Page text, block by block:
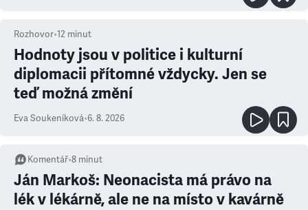
Rozhovor•12 minut
Hodnoty jsou v politice i kulturní
diplomacii přítomné vždycky. Jen se
teď možná změní
Eva Soukeníková•6. 8. 2026
Komentář•8 minut
Ján Markoš: Neonacista má právo na
lék v lékárně, ale ne na místo v kavárně